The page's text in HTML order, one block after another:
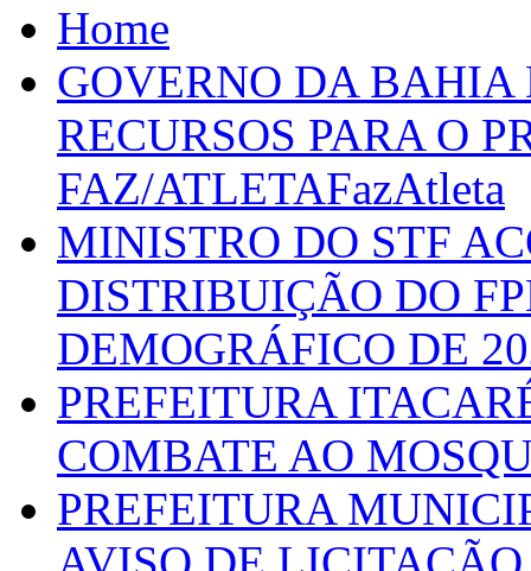
Home
GOVERNO DA
RECURSOS PARA O
FAZ/ATLETAFazAtleta
MINISTRO DO STF
DISTRIBUIÇÃO DO
DEMOGRÁFICO DE
PREFEITURA
COMBATE AO
PREFEITURA